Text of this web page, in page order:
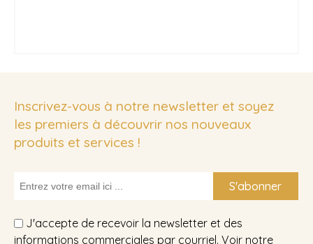
Inscrivez-vous à notre newsletter et soyez
les premiers à découvrir nos nouveaux
produits et services !
S'abonner
J'accepte de recevoir la newsletter et des
informations commerciales par courriel. Voir notre